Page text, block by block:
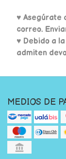
♥ Asegúrate
correo.
♥ Debido a
admiten
MEDIOS DE